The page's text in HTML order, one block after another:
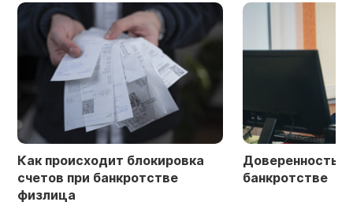
Как происходит блокировка
счетов при банкротстве
физлица
Доверенность
банкротстве